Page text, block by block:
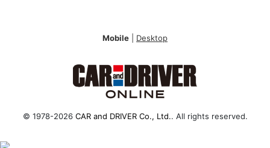
Mobile Desktop
© 1978-2026 CAR and DRIVER Co., Ltd.. All rights reserved.